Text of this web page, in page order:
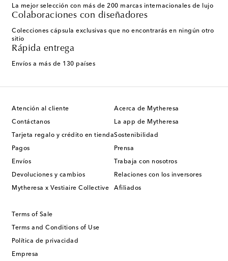
La mejor selección con más de 200 marcas internacionales de lujo
Colaboraciones con diseñadores
Colecciones cápsula exclusivas que no encontrarás en ningún otro
sitio
Rápida entrega
Envíos a más de 130 países
Atención al cliente
Contáctanos
Tarjeta regalo y crédito en tienda
Pagos
Envíos
Devoluciones y cambios
Mytheresa x Vestiaire Collective
Acerca de Mytheresa
La app de Mytheresa
Sostenibilidad
Prensa
Trabaja con nosotros
Relaciones con los inversores
Afiliados
Terms of Sale
Terms and Conditions of Use
Política de privacidad
Empresa